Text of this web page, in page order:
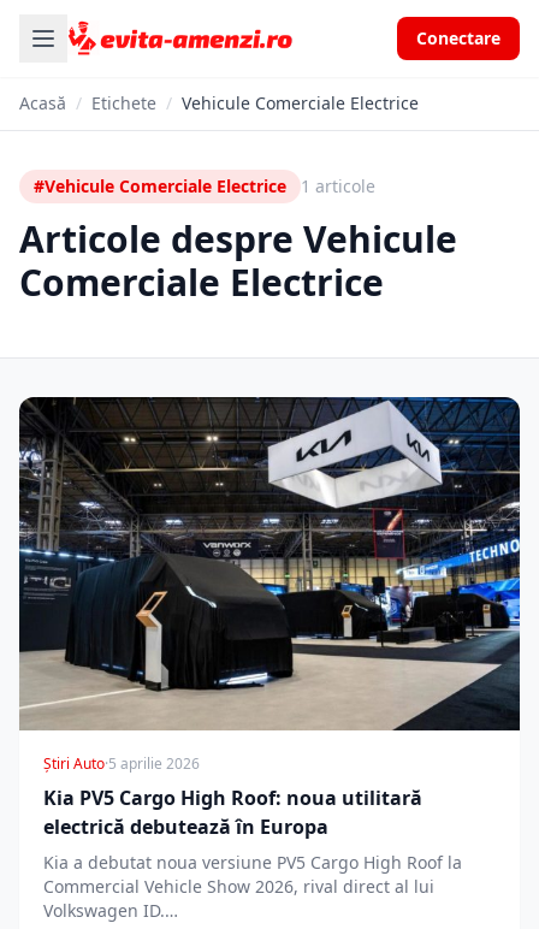
Conectare
Acasă / Etichete / Vehicule Comerciale Electrice
#Vehicule Comerciale Electrice 1 articole
Articole despre Vehicule
Comerciale Electrice
Știri Auto·5 aprilie 2026
Kia PV5 Cargo High Roof: noua utilitară
electrică debutează în Europa
Kia a debutat noua versiune PV5 Cargo High Roof la
Commercial Vehicle Show 2026, rival direct al lui
Volkswagen ID.…